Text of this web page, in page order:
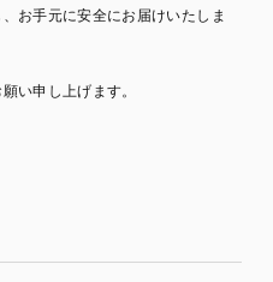
お手元に安全にお届けいたしま
い申し上げます。